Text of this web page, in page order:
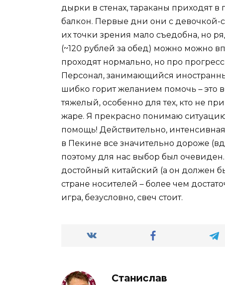
дырки в стенах, тараканы приходят в
балкон. Первые дни они с девочкой-
их точки зрения мало съедобна, но
(~120 рублей за обед) можно можно
проходят нормально, но про
Персонал, занимающийся
шибко горит желанием помочь – это
тяжелый, особенно для тех, кто не
жаре. Я прекрасно понимаю
помощь! Действительно,
в Пекине все значительно дороже
поэтому для нас выбор был
достойный китайский (а он должен
стране носителей – более чем
игра, безусловно, свеч стоит.
Станислав